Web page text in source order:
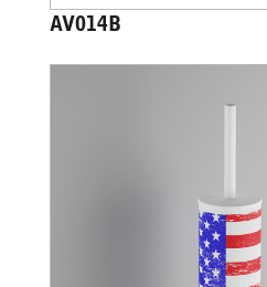
AV014B